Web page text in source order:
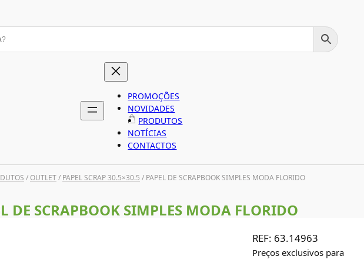
PROMOÇÕES
NOVIDADES
PRODUTOS
NOTÍCIAS
CONTACTOS
/OUTLET/ PAPEL SCRAP 30.5×30.5 / PAPEL DE SCRAPBOOK SIMPLES MODA FLORIDO
DE SCRAPBOOK SIMPLES MODA FLORIDO
REF: 63.14963
Preços exclusivos para